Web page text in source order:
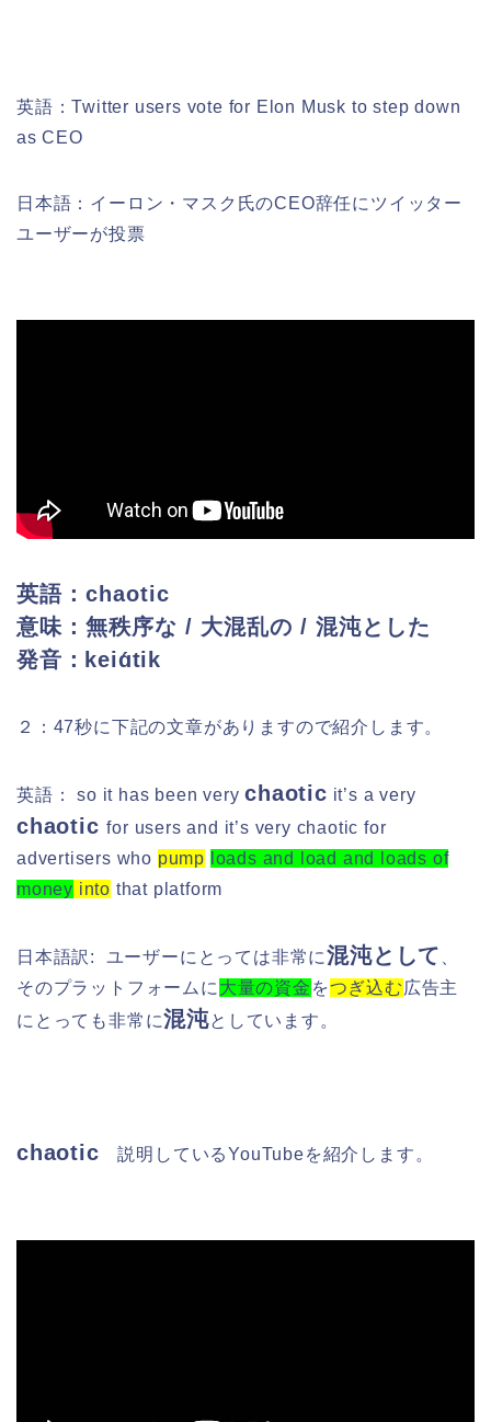
英語：Twitter users vote for Elon Musk to step down
as CEO
日本語：イーロン・マスク氏のCEO辞任にツイッター
ユーザーが投票
英語：chaotic
意味：無秩序な / 大混乱の / 混沌とした
発音：keiɑ́tik
２：47秒に下記の文章がありますので紹介します。
英語： so it has been verychaotic it’s a very
chaotic for users and it’s very chaotic for
advertisers who pump
loads and load and loads of
money into that platform
日本語訳: ユーザーにとっては非常に混沌として
そのプラットフォームに 大量の資金 をつぎ込む 広告主
にとっても非常に混沌としています。
chaotic 説明しているYouTubeを紹介します。